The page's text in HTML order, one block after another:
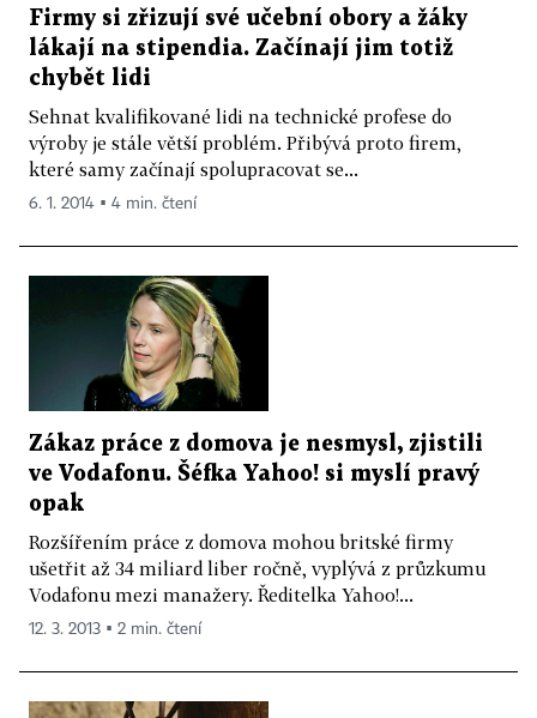
Firmy si zřizují své učební obory a žáky
lákají na stipendia. Začínají jim totiž
chybět lidi
Sehnat kvalifikované lidi na technické profese do
výroby je stále větší problém. Přibývá proto firem,
které samy začínají spolupracovat se...
6. 1. 2014 ▪ 4 min. čtení
Zákaz práce z domova je nesmysl, zjistili
ve Vodafonu. Šéfka Yahoo! si myslí pravý
opak
Rozšířením práce z domova mohou britské firmy
ušetřit až 34 miliard liber ročně, vyplývá z průzkumu
Vodafonu mezi manažery. Ředitelka Yahoo!...
12. 3. 2013 ▪ 2 min. čtení